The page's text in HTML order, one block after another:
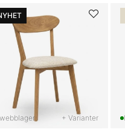
+ Varianter